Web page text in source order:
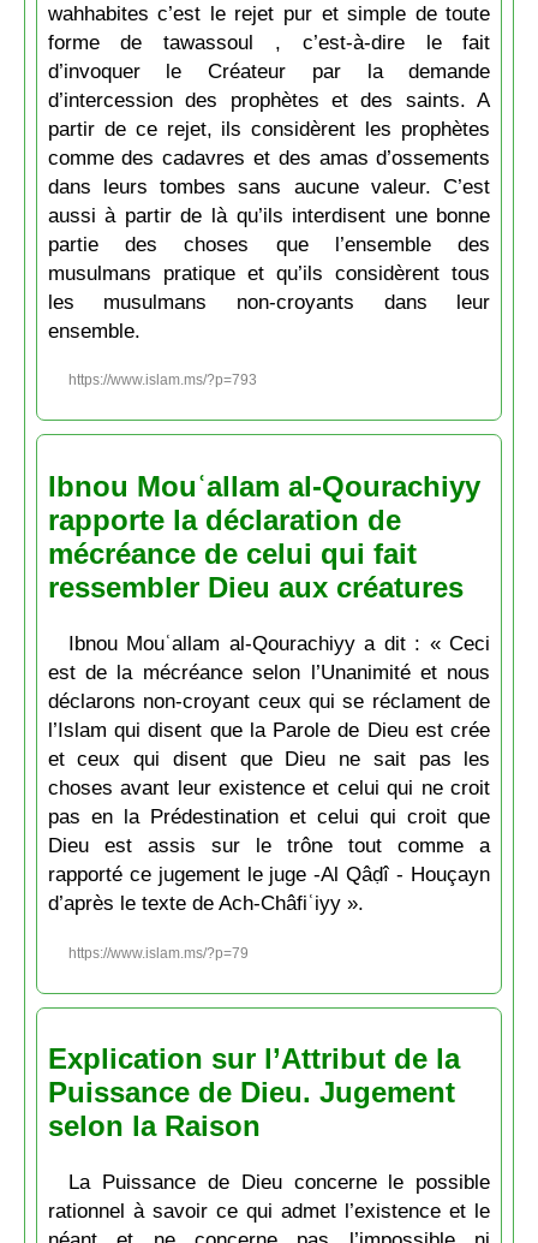
wahhabites c’est le rejet pur et simple de toute
forme de tawassoul , c’est-à-dire le fait
d’invoquer le Créateur par la demande
d’intercession des prophètes et des saints. A
partir de ce rejet, ils considèrent les prophètes
comme des cadavres et des amas d’ossements
dans leurs tombes sans aucune valeur. C’est
aussi à partir de là qu’ils interdisent une bonne
partie des choses que l’ensemble des
musulmans pratique et qu’ils considèrent tous
les musulmans non-croyants dans leur
ensemble.
https://www.islam.ms/?p=793
Ibnou Mouʿallam al-Qourachiyy
rapporte la déclaration de
mécréance de celui qui fait
ressembler Dieu aux créatures
Ibnou Mouʿallam al-Qourachiyy a dit : « Ceci
est de la mécréance selon l’Unanimité et nous
déclarons non-croyant ceux qui se réclament de
l’Islam qui disent que la Parole de Dieu est crée
et ceux qui disent que Dieu ne sait pas les
choses avant leur existence et celui qui ne croit
pas en la Prédestination et celui qui croit que
Dieu est assis sur le trône tout comme a
rapporté ce jugement le juge -Al Qâḍî - Houçayn
d’après le texte de Ach-Châfiʿiyy ».
https://www.islam.ms/?p=79
Explication sur l’Attribut de la
Puissance de Dieu. Jugement
selon la Raison
La Puissance de Dieu concerne le possible
rationnel à savoir ce qui admet l’existence et le